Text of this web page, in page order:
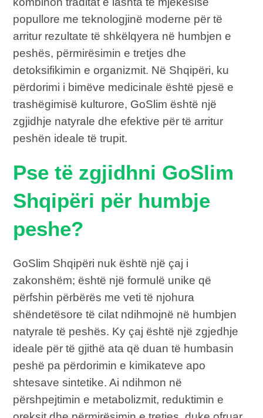
popullore me teknologjinë moderne për të
arritur rezultate të shkëlqyera në humbjen e
peshës, përmirësimin e tretjes dhe
detoksifikimin e organizmit. Në Shqipëri, ku
përdorimi i bimëve medicinale është pjesë e
trashëgimisë kulturore, GoSlim është një
zgjidhje natyrale dhe efektive për të arritur
peshën ideale të trupit.
Pse të zgjidhni GoSlim
Shqipëri për humbje
peshe?
GoSlim Shqipëri nuk është një çaj i
zakonshëm; është një formulë unike që
përfshin përbërës me veti të njohura
shëndetësore të cilat ndihmojnë në humbjen
natyrale të peshës. Ky çaj është një zgjedhje
ideale për të gjithë ata që duan të humbasin
peshë pa përdorimin e kimikateve apo
shtesave sintetike. Ai ndihmon në
përshpejtimin e metabolizmit, reduktimin e